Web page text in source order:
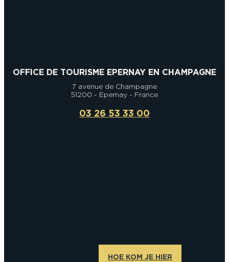
OFFICE DE TOURISME EPERNAY EN CHAMPAGNE
7 avenue de Champagne
51200 - Epernay - France
03 26 53 33 00
HOE KOM JE HIER